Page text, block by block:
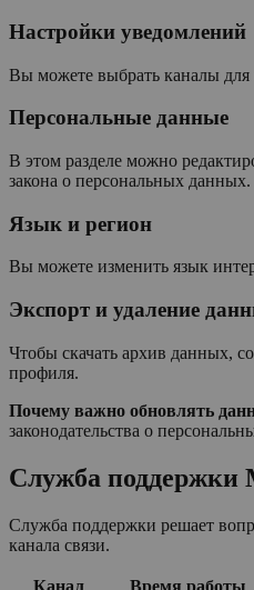
Настройки уведомлений
Вы можете выбрать каналы для
Персональные данные
В этом разделе можно
закона о персональных данных.
Язык и регион
Вы можете изменить язык
Экспорт и удаление
Чтобы скачать архив данных,
профиля.
Почему важно обновлять
законодательства о
Служба
Служба поддержки решает
канала связи.
Канал Время работы